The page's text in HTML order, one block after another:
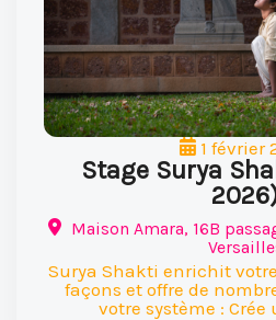
1 février
Stage Surya
Maison Amara, 16B
Surya Shakti enrichit
façons et offre de
votre système : Crée